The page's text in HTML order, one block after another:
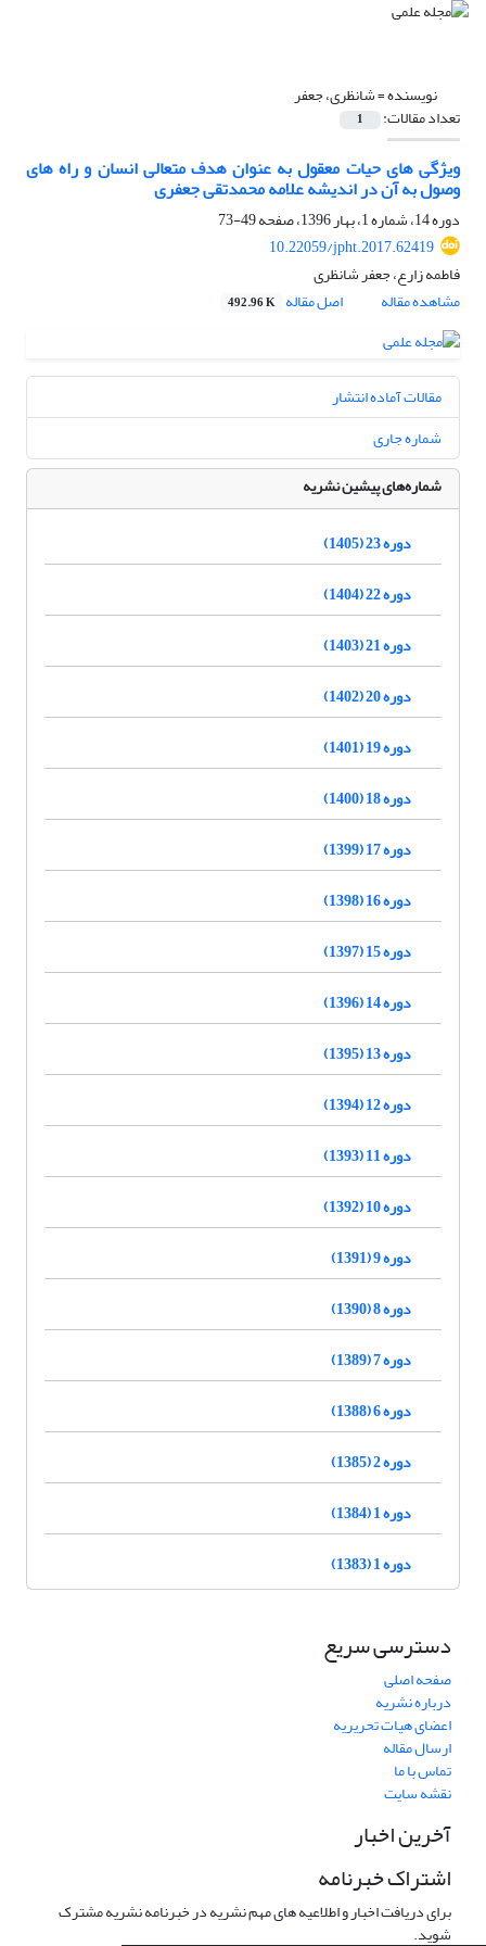
نویسنده =شانظری، جعفر
تعداد مقالات: 1
ویژگی های حیات معقول به عنوان هدف متعالی انسان و راه های
وصول به آن در اندیشه علامه محمدتقی جعفری
دوره 14، شماره 1، بهار 1396، صفحه
49-73
10.22059/jpht.2017.62419
فاطمه زارع، جعفر شانظری
مشاهده مقاله
اصل مقاله 492.96 K
مقالات آماده انتشار
شماره جاری
شماره‌های پیشین نشریه
دوره 23 (1405)
دوره 22 (1404)
دوره 21 (1403)
دوره 20 (1402)
دوره 19 (1401)
دوره 18 (1400)
دوره 17 (1399)
دوره 16 (1398)
دوره 15 (1397)
دوره 14 (1396)
دوره 13 (1395)
دوره 12 (1394)
دوره 11 (1393)
دوره 10 (1392)
دوره 9 (1391)
دوره 8 (1390)
دوره 7 (1389)
دوره 6 (1388)
دوره 2 (1385)
دوره 1 (1384)
دوره 1 (1383)
دسترسی سریع
صفحه اصلی
درباره نشریه
اعضای هیات تحریریه
ارسال مقاله
تماس با ما
نقشه سایت
آخرین اخبار
اشتراک خبرنامه
برای دریافت اخبار و اطلاعیه های مهم نشریه در خبرنامه نشریه مشترک
شوید.